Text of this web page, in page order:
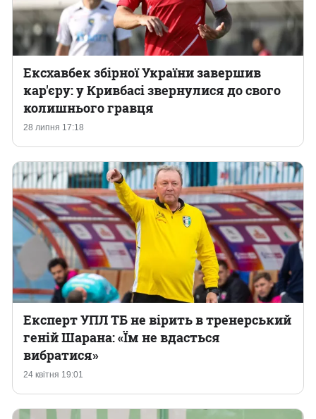
2 ліга
Різне
Букмекери
28 липня 17:18
Ексхавбек збірної України завершив
кар'єру: у Кривбасі звернулися до свого
колишнього гравця
24 квітня 19:01
Експерт УПЛ ТБ не вірить в тренерський
геній Шарана: «Їм не вдасться
вибратися»